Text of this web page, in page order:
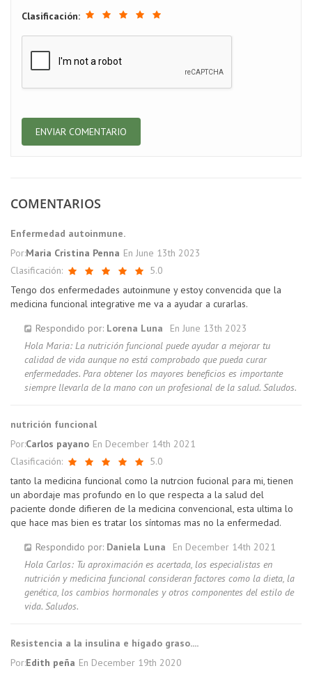
Clasificación:
COMENTARIOS
Enfermedad autoinmune.
Por:Maria Cristina Penna En June 13th 2023
Clasificación:
5.0
Tengo dos enfermedades autoinmune y estoy convencida que la
medicina funcional integrative me va a ayudar a curarlas.
Respondido por: Lorena Luna En June 13th 2023
Hola Maria: La nutrición funcional puede ayudar a mejorar tu
calidad de vida aunque no está comprobado que pueda curar
enfermedades. Para obtener los mayores beneficios es importante
siempre llevarla de la mano con un profesional de la salud. Saludos.
nutrición funcional
Por:Carlos payano En December 14th 2021
Clasificación:
5.0
tanto la medicina funcional como la nutrcion fucional para mi, tienen
un abordaje mas profundo en lo que respecta a la salud del
paciente donde difieren de la medicina convencional, esta ultima lo
que hace mas bien es tratar los síntomas mas no la enfermedad.
Respondido por: Daniela Luna En December 14th 2021
Hola Carlos: Tu aproximación es acertada, los especialistas en
nutrición y medicina funcional consideran factores como la dieta, la
genética, los cambios hormonales y otros componentes del estilo de
vida. Saludos.
Resistencia a la insulina e hígado graso....
Por:Edith peña En December 19th 2020